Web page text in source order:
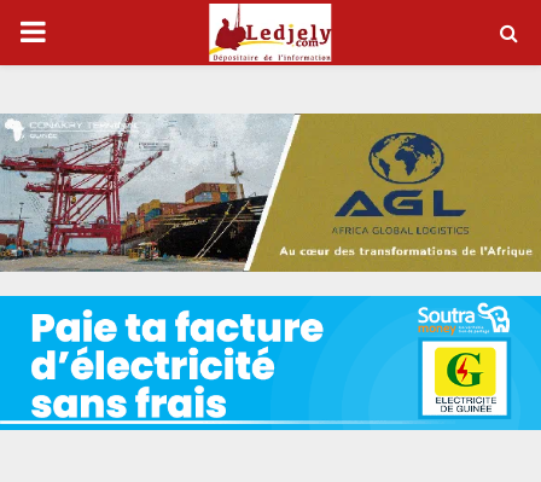
P
I
M
A
R
Y